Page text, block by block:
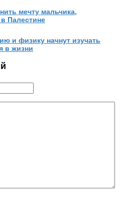
мечту мальчика,
Палестине
и физику начнут изучать
в жизни